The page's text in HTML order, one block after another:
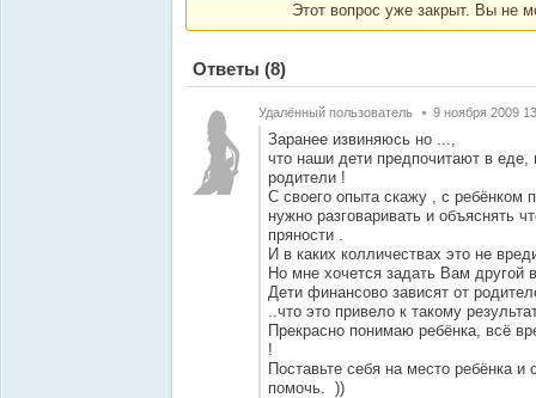
Этот вопрос уже закрыт. Вы не
Ответы (8)
Удалённый пользователь 9 ноября 2009
Заранее извиняюсь но ...,
что наши дети предпочитают в еде,
родители !
С своего опыта скажу , с ребёнком
нужно разговаривать и объяснять
пряности .
И в каких колличествах это не
Но мне хочется задать Вам другой
Дети финансово зависят от
..что это привело к такому
Прекрасно понимаю ребёнка, всё
!
Поставьте себя на место ребёнка и
помочь. ))